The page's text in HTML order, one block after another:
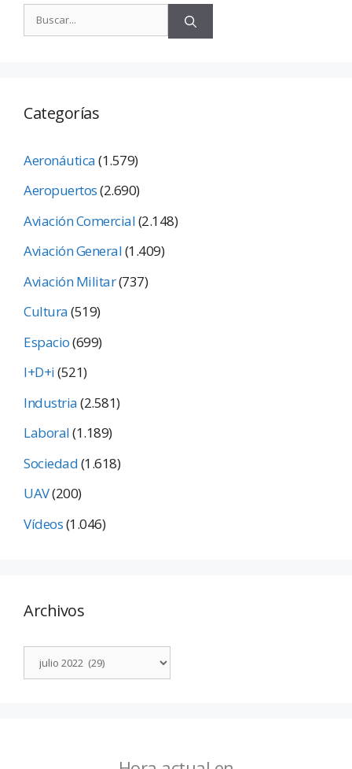
Categorías
Aeronáutica(1.579)
Aeropuertos(2.690)
Aviación Comercial(2.148)
Aviación General(1.409)
Aviación Militar(737)
Cultura(519)
Espacio(699)
I+D+i(521)
Industria(2.581)
Laboral(1.189)
Sociedad(1.618)
UAV(200)
Vídeos(1.046)
Archivos